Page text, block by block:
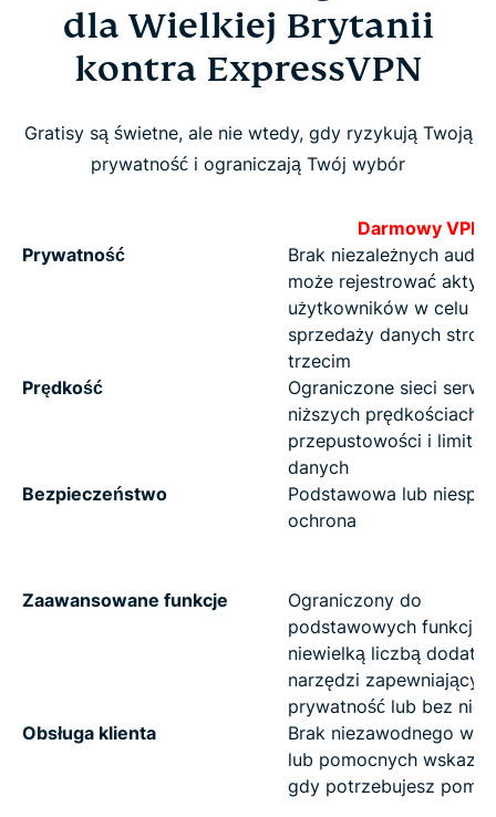
dla Wielkiej Brytanii
kontra ExpressVPN
Gratisy są świetne, ale nie wtedy, gdy ryzykują Twoją
prywatność i ograniczają Twój wybór
Darmowy VPN
Prywatność
Brak niezależnych
może rejestrować
użytkowników w celu
sprzedaży danych
trzecim
Prędkość
Ograniczone sieci
niższych prędkościach,
przepustowości i
danych
Bezpieczeństwo
Podstawowa lub
ochrona
Zaawansowane funkcje
Ograniczony do
podstawowych funkcji
niewielką liczbą
narzędzi
prywatność lub bez nich
Obsługa klienta
Brak niezawodnego
lub pomocnych
gdy potrzebujesz